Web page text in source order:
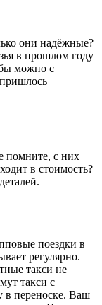
они надёжные?
в прошлом году
можно с
пришлось
помните, с них
в стоимость?
поездки в
регулярно.
такси не
такси с
в переноске. Ваш